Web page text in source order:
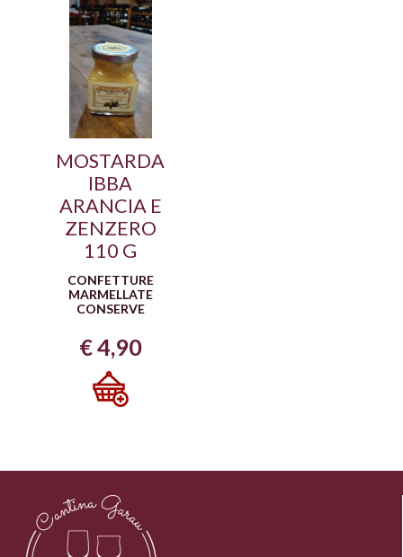
MOSTARDA
IBBA
ARANCIA E
ZENZERO
110 G
CONFETTURE
MARMELLATE
CONSERVE
€4,90